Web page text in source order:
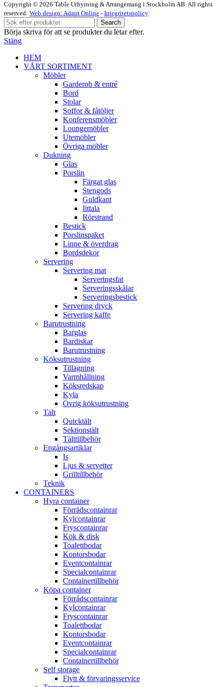
Copyright © 2026 Table Uthyrning & Arrangemang i Stockholm AB. All rights
reserved​​. Web design: Adapt Online - Integritetspolicy
Search
Börja skriva för att se produkter du letar efter.
Stäng
HEM
VÅRT SORTIMENT
Möbler
Garderob & entré
Bord
Stolar
Soffor & fåtöljer
Konferensmöbler
Loungemöbler
Utemöbler
Övriga möbler
Dukning
Glas
Porslin
Färgat glas
Stengods
Guldkant
Iittala
Rörstrand
Bestick
Porslinspaket
Linne & överdrag
Bordsdekor
Servering
Servering mat
Serveringsfat
Serveringsskålar
Serveringsbestick
Servering dryck
Servering kaffe
Barutrustning
Barglas
Bardiskar
Barutrustning
Köksutrustning
Tillagning
Varmhållning
Köksredskap
Kyla
Övrig köksutrustning
Tält
Quicktält
Sektionstält
Tälttillbehör
Engångsartiklar
Is
Ljus & servetter
Grilltillbehör
Teknik
CONTAINERS
Hyra container
Förrådscontainrar
Kylcontainrar
Fryscontainrar
Kök & disk
Toalettbodar
Kontorsbodar
Eventcontainrar
Specialcontainrar
Containertillbehör
Köpa container
Förrådscontainrar
Kylcontainrar
Fryscontainrar
Toalettbodar
Kontorsbodar
Eventcontainrar
Specialcontainrar
Containertillbehör
Self storage
Flytt & förvaringsservice